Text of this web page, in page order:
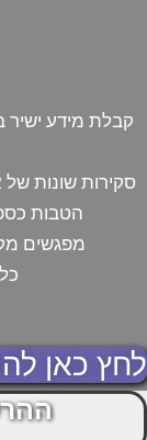
קבלת מידע ישיר
סקירות שונות של
הטבות
מפגשים
לחץ כאן